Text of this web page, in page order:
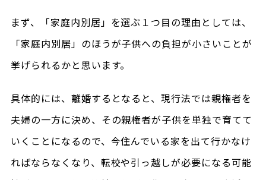
まず、「家庭内別居」を選ぶ１つ目の理由としては、
「家庭内別居」のほうが子供への負担が小さいことが
挙げられるかと思います。
具体的には、離婚するとなると、現行法では親権者を
夫婦の一方に決め、その親権者が子供を単独で育てて
いくことになるので、今住んでいる家を出て行かなけ
ればならなくなり、転校や引っ越しが必要になる可能